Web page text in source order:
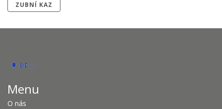
ZUBNÍ KAZ
Menu
O nás